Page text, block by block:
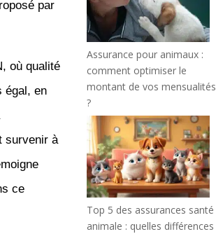
par
où qualité
égal, en
survenir à
ce
Assurance pour animaux :
comment optimiser le
montant de vos mensualités
?
Top 5 des assurances santé
animale : quelles différences